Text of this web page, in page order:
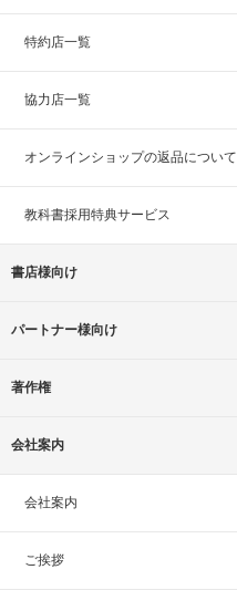
特約店一覧
協力店一覧
オンラインショップの返品について
教科書採用特典サービス
書店様向け
パートナー様向け
著作権
会社案内
会社案内
ご挨拶